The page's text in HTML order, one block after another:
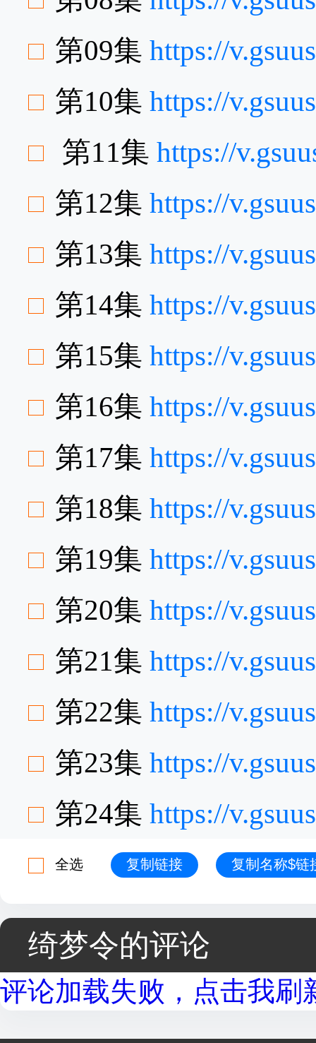
第09集 https://
第10集 https://
第11集 https://
第12集 https://
第13集 https://
第14集 https://
第15集 https://
第16集 https://
第17集 https://
第18集 https://
第19集 https://
第20集 https://
第21集 https://
第22集 https://
第23集 https://
第24集 https://
全选 复制链接 复制名称$链
绮梦令的评论
评论加载失败，点击我刷